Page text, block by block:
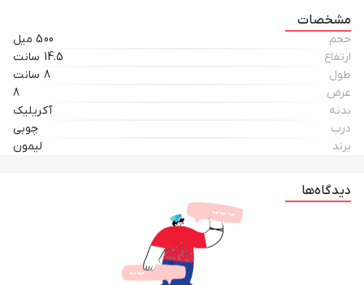
مشخصات
حجم
500 میل
ارتفاع
14.5 سانت
طول
8 سانت
عرض
8
بدنه
آکریلیک
درب
چوبی
برند
لیمون
دیدگاه‌ها